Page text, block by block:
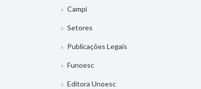
Campi
Setores
Publicações Legais
Funoesc
Editora Unoesc